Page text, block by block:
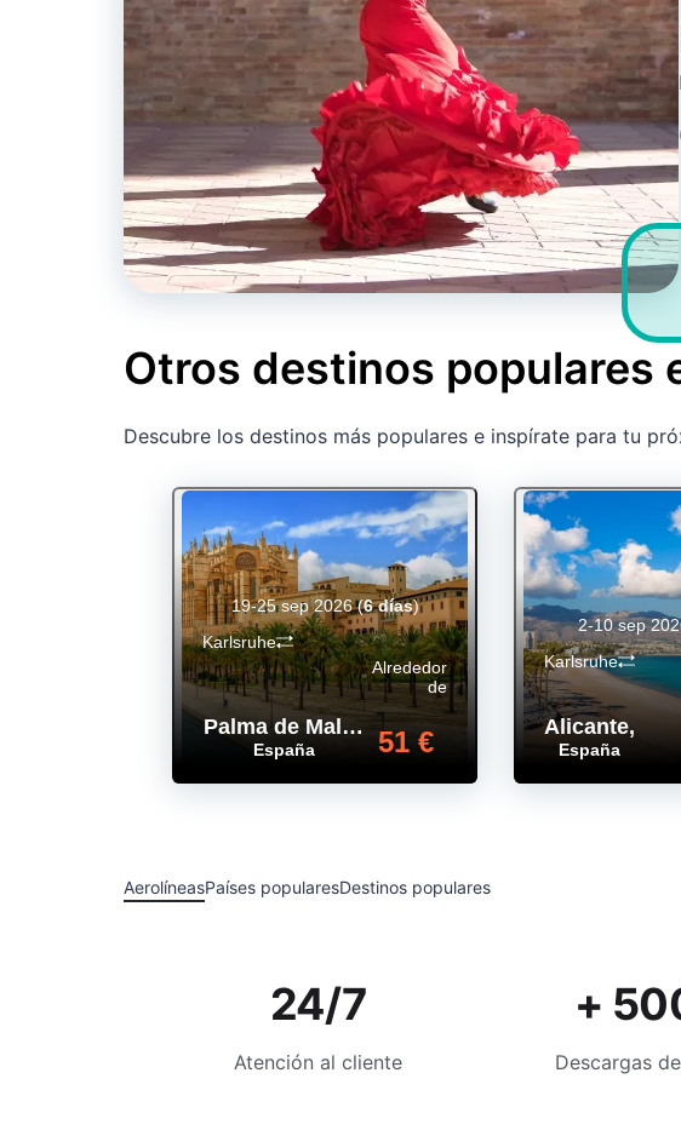
Otros destinos populares
Descubre los destinos más populares e inspírate para tu
Palma de Mallorca,
España
Alrededor
de
51 €
Karlsruhe
19-25 sep 2026(6 días)
Alicante,
España
Karlsruhe
2-10 sep
AerolíneasPaíses popularesDestinos populares
24/7
Atención al cliente
+
Descargas